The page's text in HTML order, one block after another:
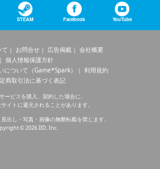
STEAM Facebook YouTube
お問合せ 広告掲載
会社概要
個人情報保護方針
について（Game*Spark）
利用規約
商取引法に基づく表記
ービスを購入、契約した場合に、
イトに還元されることがあります。
出し・写真・画像の無断転載を禁じます。
© 2026 IID, Inc.